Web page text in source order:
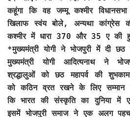
कहूंगा कि वह जम्मू कश्मीर
खिलाफ स्वंय बोले, अन्यथा कांग्रेस
कश्मीर में धारा 370 और 35 ए की
*मुख्यमंत्री योगी ने भोजपुरी में दी छठ
मुख्यमंत्री योगी आदित्यनाथ ने
श्रद्धालुओं को छठ महापर्व की
को कठिन व्रत रखने के लिए सम्मान
कि भारत की संस्कृति का दुनिया
इसमें भोजपुरी समाज ने एक अलग